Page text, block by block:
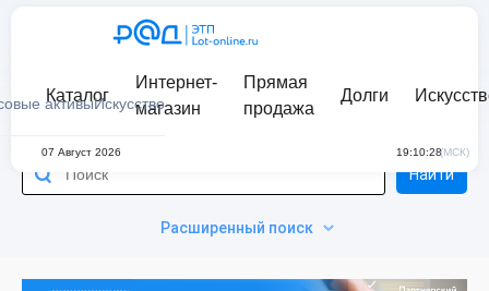
активыИскусство
Каталог
Интернет-
магазин
Прямая
продажа
Долги
07 Август 2026 19:10:28(МСК)
Расширенный поиск
Найти